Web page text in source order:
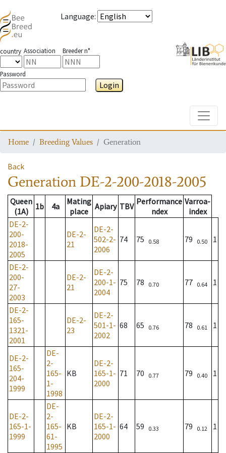
Language:
country Association Breeder n°
Password
Login
Home Breeding Values Generation
Back
Generation DE-2-200-2018-2005
Queen
(1A)
1b 4a
Mating
place
Apiary TBV Performance
ndex
Varroa-
index
DE-2-
200-
2018-
2005
DE-2-
21
DE-2-
502-2-
2006
74 75 0.58 79 0.50 1
DE-2-
200-
27-
2003
DE-2-
21
DE-2-
200-1-
2004
75 78 0.70 77 0.64 1
DE-2-
165-
1321-
2001
DE-2-
23
DE-2-
501-1-
2002
68 65 0.76 78 0.61 1
DE-2-
165-
204-
1999
DE-
2-
165-
1-
1998
KB
DE-2-
165-1-
2000
71 70 0.77 79 0.40 1
DE-2-
165-1-
1999
DE-
2-
165-
61-
1995
KB
DE-2-
165-1-
2000
64 59 0.33 79 0.12 1